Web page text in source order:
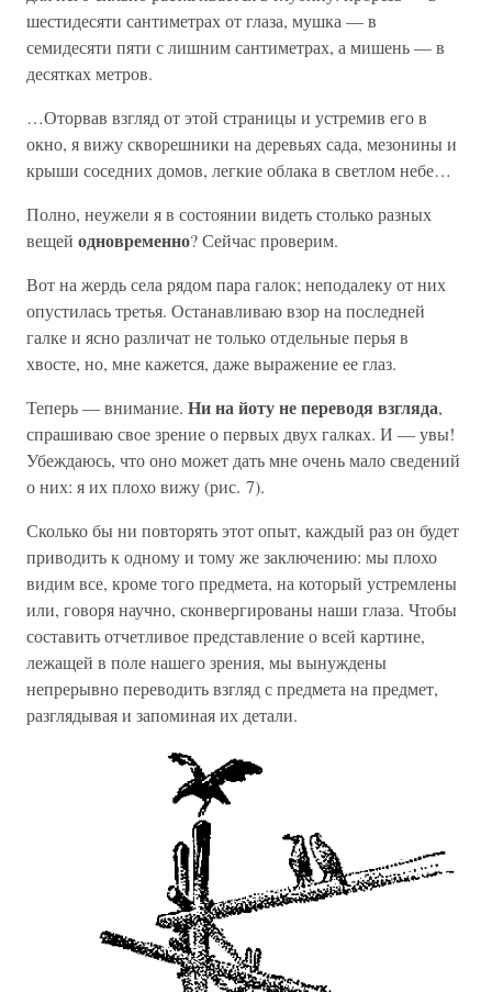
шестидесяти сантиметрах от глаза, мушка — в
семидесяти пяти с лишним сантиметрах, а мишень — в
десятках метров.
…Оторвав взгляд от этой страницы и устремив его в
окно, я вижу скворешники на деревьях сада, мезонины и
крыши соседних домов, легкие облака в светлом небе…
Полно, неужели я в состоянии видеть столько разных
вещей одновременно? Сейчас проверим.
Вот на жердь села рядом пара галок; неподалеку от них
опустилась третья. Останавливаю взор на последней
галке и ясно различат не только отдельные перья в
хвосте, но, мне кажется, даже выражение ее глаз.
Теперь — внимание. Ни на йоту не переводя взгляда,
спрашиваю свое зрение о первых двух галках. И — увы!
Убеждаюсь, что оно может дать мне очень мало сведений
о них: я их плохо вижу (рис. 7).
Сколько бы ни повторять этот опыт, каждый раз он будет
приводить к одному и тому же заключению: мы плохо
видим все, кроме того предмета, на который устремлены
или, говоря научно, сконвергированы наши глаза. Чтобы
составить отчетливое представление о всей картине,
лежащей в поле нашего зрения, мы вынуждены
непрерывно переводить взгляд с предмета на предмет,
разглядывая и запоминая их детали.